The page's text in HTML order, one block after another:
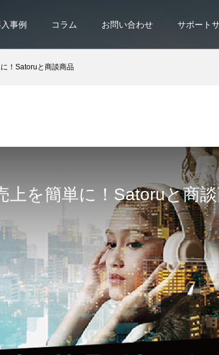
事例 コラム お問い合わせ サポート
！Satoruと商談商品
上を簡単に！Satoruと商